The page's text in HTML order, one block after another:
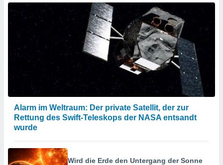
Alarm im Weltraum: Der private Satellit, der zur
Rettung des Swift-Teleskops der NASA entsandt
wurde
Wird die Erde den Untergang der Sonne